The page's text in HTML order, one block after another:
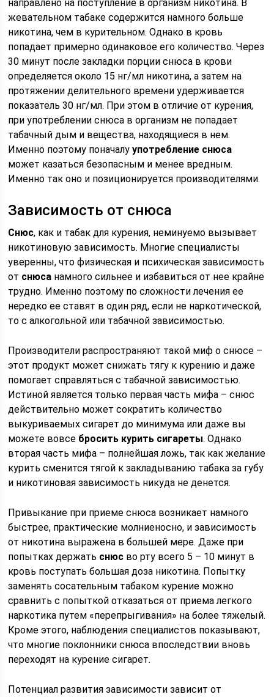
направлено на поступление в организм никотина. В
жевательном табаке содержится намного больше
никотина, чем в курительном. Однако в кровь
попадает примерно одинаковое его количество. Через
30 минут после закладки порции снюса в крови
определяется около 15 нг/мл никотина, а затем на
протяжении делительного времени удерживается
показатель 30 нг/мл. При этом в отличие от курения,
при употреблении снюса в организм не попадает
табачный дым и вещества, находящиеся в нем.
Именно поэтому поначалуупотребление снюса
может казаться безопасным и менее вредным.
Именно так оно и позиционируется производителями.
Зависимость от снюса
Снюс, как и табак для курения, неминуемо вызывает
никотиновую зависимость. Многие специалисты
уверенны, что физическая и психическая зависимость
от снюса намного сильнее и избавиться от нее крайне
трудно. Именно поэтому по сложности лечения ее
нередко ее ставят в один ряд, если не наркотической,
то с алкогольной или табачной зависимостью.
Производители распространяют такой миф о снюсе –
этот продукт может снижать тягу к курению и даже
помогает справляться с табачной зависимостью.
Истиной является только первая часть мифа – снюс
действительно может сократить количество
выкуриваемых сигарет до минимума или даже вы
можете вовсе бросить курить сигареты. Однако
вторая часть мифа – полнейшая ложь, так как желание
курить сменится тягой к закладыванию табака за губу
и никотиновая зависимость никуда не денется.
Привыкание при приеме снюса возникает намного
быстрее, практические молниеносно, и зависимость
от никотина выражена в большей мере. Даже при
попытках держать снюс во рту всего 5 – 10 минут в
кровь поступать большая доза никотина. Попытку
заменять сосательным табаком курение можно
сравнить с попыткой отказаться от приема легкого
наркотика путем «перепрыгивания» на более тяжелый.
Кроме этого, наблюдения специалистов показывают,
что многие поклонники снюса впоследствии вновь
переходят на курение сигарет.
Потенциал развития зависимости зависит от